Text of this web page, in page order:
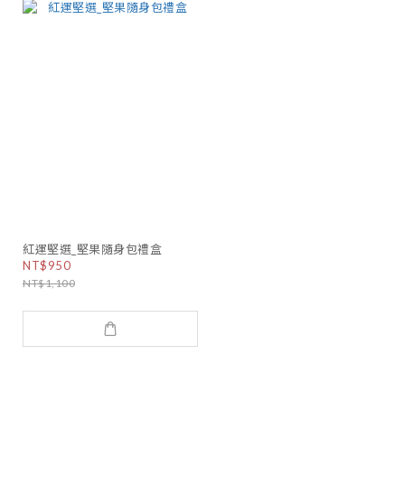
紅運堅選_堅果隨身包禮盒
NT$950
NT$1,100